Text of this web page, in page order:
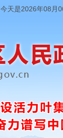
今天是2026年08月